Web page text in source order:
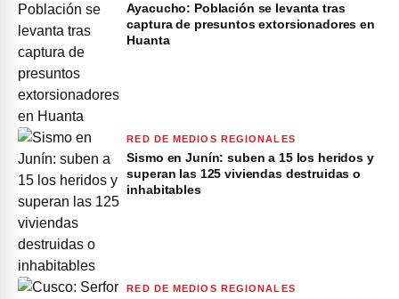
Ayacucho: Población se levanta tras
captura de presuntos extorsionadores en
Huanta
RED DE MEDIOS REGIONALES
Sismo en Junín: suben a 15 los heridos y
superan las 125 viviendas destruidas o
inhabitables
RED DE MEDIOS REGIONALES